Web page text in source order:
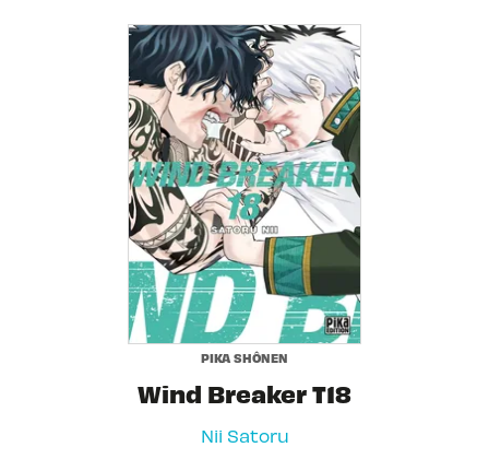
PIKA SHÔNEN
Wind Breaker T18
Nii Satoru